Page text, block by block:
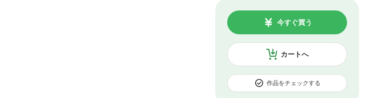
カートへ
今すぐ買う
作品をチェックする